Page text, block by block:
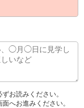
ずお読みください。
へお進みください。